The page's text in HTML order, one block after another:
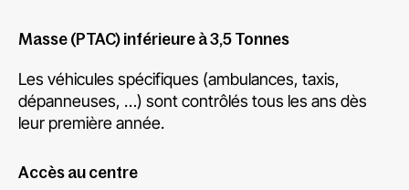
Masse (PTAC) inférieure à 3,5 Tonnes
Les véhicules spécifiques (ambulances, taxis,
dépanneuses, …) sont contrôlés tous les ans dès
leur première année.
Accès au centre